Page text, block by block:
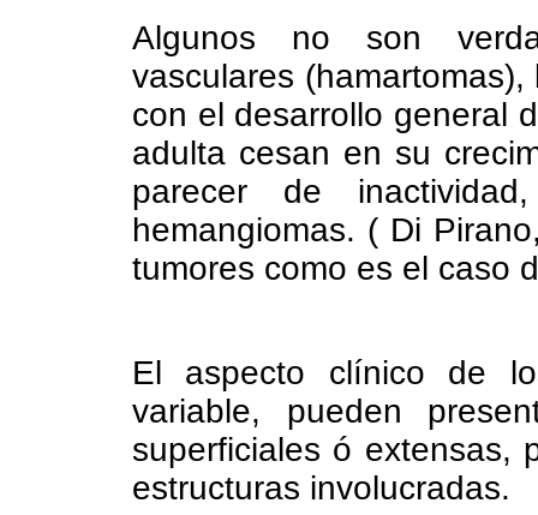
Algunos no son
vasculares
con el desarrollo general
adulta cesan en su
parecer de
hemangiomas. ( Di
tumores como es el caso
El aspecto clínico de
variable, pueden
superficiales ó extensas,
estructuras involucradas.